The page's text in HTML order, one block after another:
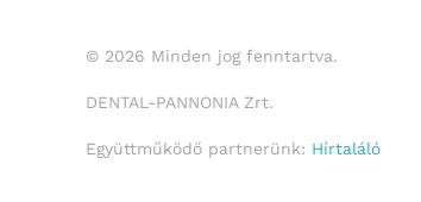
© 2026 Minden jog fenntartva.
DENTAL-PANNONIA Zrt.
Együttműködő partnerünk: Hírtaláló